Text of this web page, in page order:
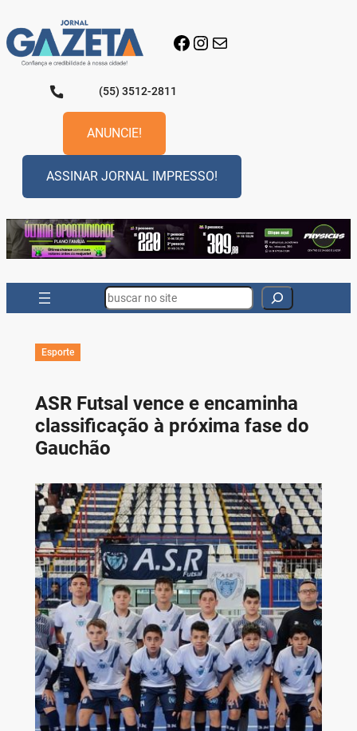
para
o
conteúdo
Facebook
Instagram
E-mail
(55) 3512-2811
ANUNCIE!
ASSINAR JORNAL IMPRESSO!
Search
Esporte
ASR Futsal vence e encaminha
classificação à próxima fase do
Gauchão